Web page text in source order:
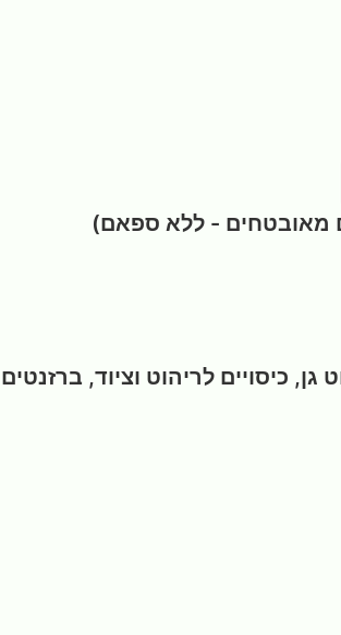
מאובטחים - ללא ספאם)
כיסויים לריהוט וציוד,